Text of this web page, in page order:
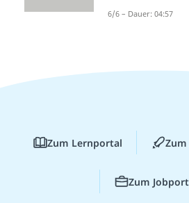
6/6 – Dauer: 04:57
Zum Lernportal
Zum